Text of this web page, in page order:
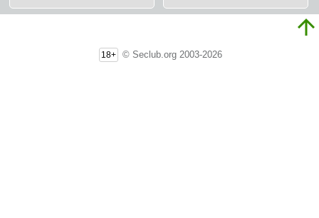
18+ © Seclub.org 2003-2026